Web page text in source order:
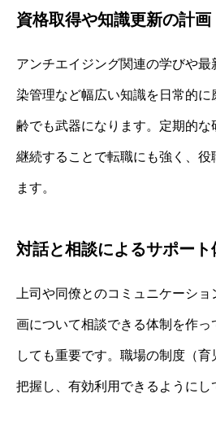
資格取得や知識更新の計画
アンチエイジング関連の学びや
染管理など幅広い知識を日常的
齢でも武器になります。定期的な
継続することで転職にも強く、役
ます。
対話と相談によるサポー
上司や同僚とのコミュニケーシ
画について相談できる体制を作っ
しても重要です。職場の制度（
把握し、有効利用できるようにし